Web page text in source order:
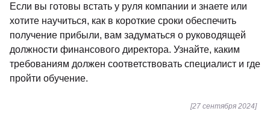
Если вы готовы встать у руля компании и знаете или
хотите научиться, как в короткие сроки обеспечить
получение прибыли, вам задуматься о руководящей
должности финансового директора. Узнайте, каким
требованиям должен соответствовать специалист и где
пройти обучение.
[27 сентября 2024]